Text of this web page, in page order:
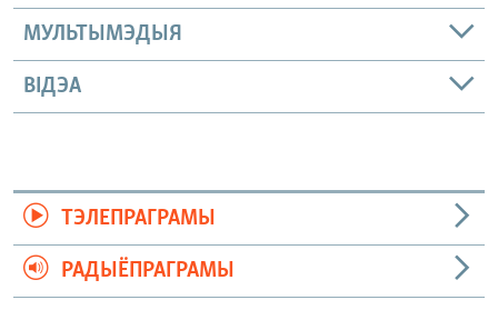
МУЛЬТЫМЭДЫЯ
ВІДЭА
ТЭЛЕПРАГРАМЫ
РАДЫЁПРАГРАМЫ